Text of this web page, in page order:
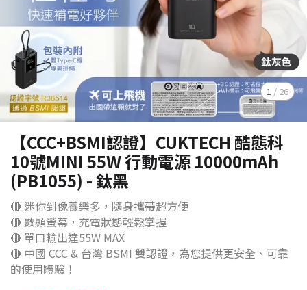
1 / 26
【CCC+BSMI認證】CUKTECH 酷態科
10號MINI 55W 行動電源 10000mAh
(PB1055) - 鈦黑
🔴 迷你到像養樂多，隨身攜帶超方便
🔴 數顯螢幕，充電狀態輕鬆掌握
🔴 單口輸出達55W MAX
🔴 中國 CCC & 台灣 BSMI 雙認證，為您提供更安全、可靠
的使用體驗！